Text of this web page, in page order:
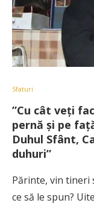
Sfaturi
”Cu cât veţi
pernă şi pe
Duhul Sfânt,
duhuri”
Părinte, vin tineri
ce să le spun?